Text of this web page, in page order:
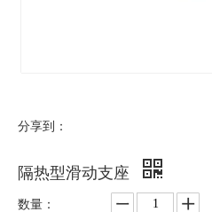
分享到：
隔热型滑动支座
数量：